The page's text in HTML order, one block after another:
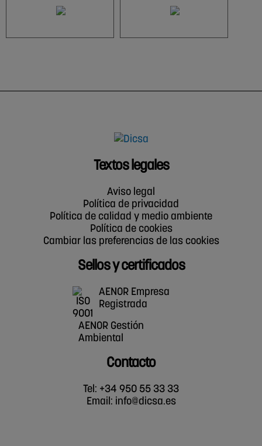
Textos legales
Aviso legal
Política de privacidad
Política de calidad y medio ambiente
Política de cookies
Cambiar las preferencias de las cookies
Sellos y certificados
AENOR Empresa
Registrada
AENOR Gestión
Ambiental
Contacto
Tel: +34 950 55 33 33
Email: info@dicsa.es